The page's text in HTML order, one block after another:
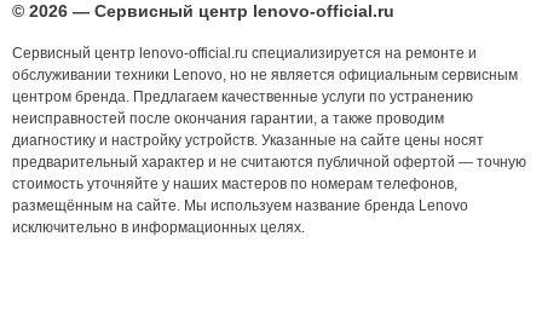
© 2026 — Сервисный центр lenovo-official.ru
Сервисный центр lenovo-official.ru специализируется на ремонте и
обслуживании техники Lenovo, но не является официальным сервисным
центром бренда. Предлагаем качественные услуги по устранению
неисправностей после окончания гарантии, а также проводим
диагностику и настройку устройств. Указанные на сайте цены носят
предварительный характер и не считаются публичной офертой — точную
стоимость уточняйте у наших мастеров по номерам телефонов,
размещённым на сайте. Мы используем название бренда Lenovo
исключительно в информационных целях.